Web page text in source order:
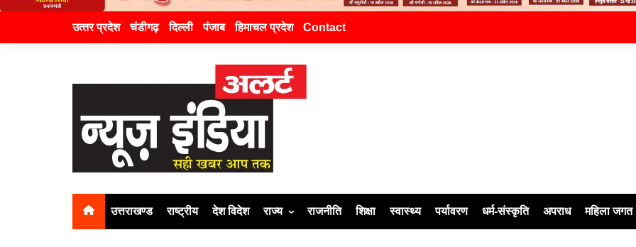
उत्‍तर प्रदेश चंडीगढ़ दिल्ली पंजाब हिमाचल प्रदेश Contact
उत्तराखण्ड राष्ट्रीय देश विदेश राज्य राजनीति शिक्षा स्वास्थ्य पर्यावरण धर्म-संस्कृति अपराध महिला जगत